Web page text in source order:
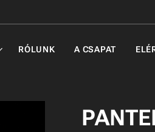
RÓLUNK A CSAPAT